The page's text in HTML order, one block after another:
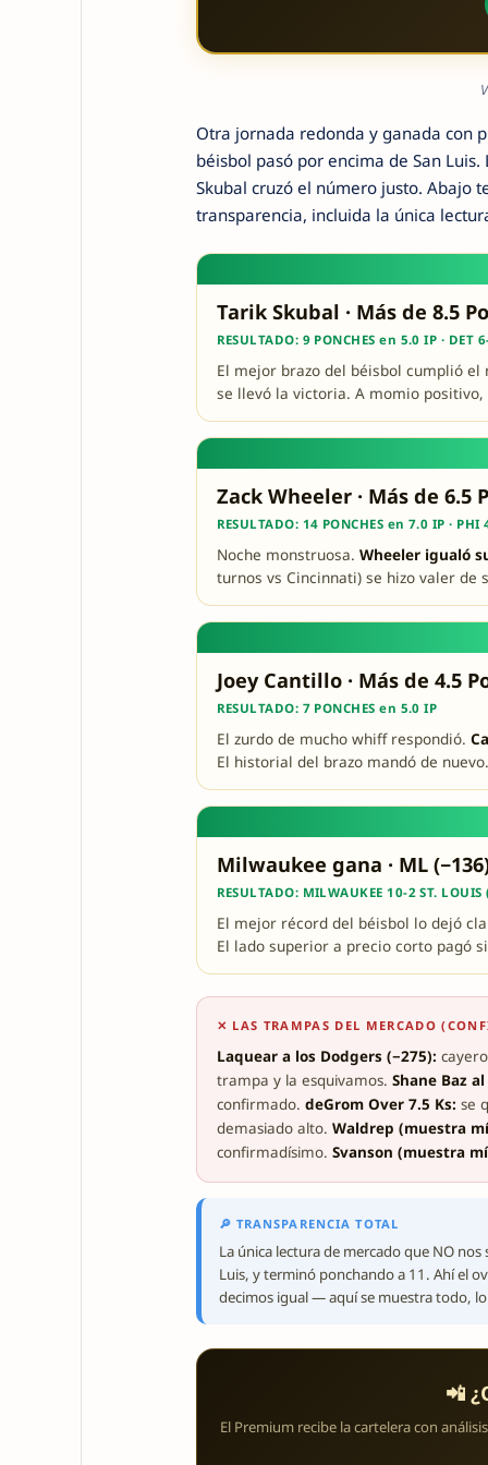
Otra jornada redonda y ganada con
béisbol pasó por encima de San
Skubal cruzó el número justo. Abajo
transparencia, incluida la única
Tarik Skubal · Más de 8.5
RESULTADO: 9 PONCHES en 5.0 IP · DET
El mejor brazo del béisbol cumplió
se llevó la victoria. A momio
Zack Wheeler · Más de 6.5
RESULTADO: 14 PONCHES en 7.0 IP · PHI
Noche monstruosa. Wheeler igualó
turnos vs Cincinnati) se hizo valer de
Joey Cantillo · Más de 4.5
RESULTADO: 7 PONCHES en 5.0 IP
El zurdo de mucho whiff respondió.
El historial del brazo mandó de nuevo.
Milwaukee gana · ML
RESULTADO: MILWAUKEE 10-2 ST.
El mejor récord del béisbol lo dejó
El lado superior a precio corto pagó
✕ LAS TRAMPAS DEL MERCADO
Laquear a los Dodgers (−275):
trampa y la esquivamos. Shane Baz
confirmado. deGrom Over 7.5 Ks: se
demasiado alto. Waldrep (muestra
confirmadísimo. Svanson (muestra
🔎 TRANSPARENCIA TOTAL
La única lectura de mercado que NO
Luis, y terminó ponchando a 11. Ahí el
decimos igual — aquí se muestra todo, lo
📲
El Premium recibe la cartelera con